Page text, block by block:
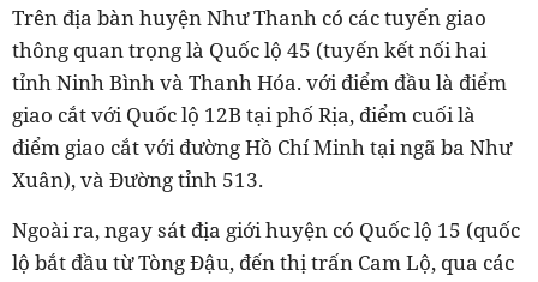
Trên địa bàn huyện Như Thanh có các tuyến giao
thông quan trọng là Quốc lộ 45 (tuyến kết nối hai
tỉnh Ninh Bình và Thanh Hóa. với điểm đầu là điểm
giao cắt với Quốc lộ 12B tại phố Rịa, điểm cuối là
điểm giao cắt với đường Hồ Chí Minh tại ngã ba Như
Xuân), và Đường tỉnh 513.
Ngoài ra, ngay sát địa giới huyện có Quốc lộ 15 (quốc
lộ bắt đầu từ Tòng Đậu, đến thị trấn Cam Lộ, qua các